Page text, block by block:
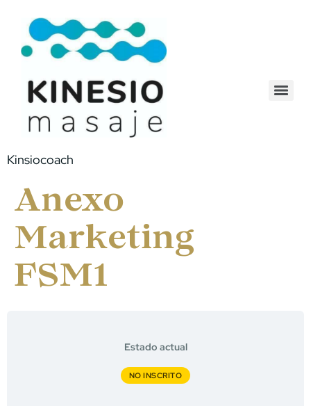
Kinsiocoach
Anexo
Marketing
FSM1
Estado actual
NO INSCRITO